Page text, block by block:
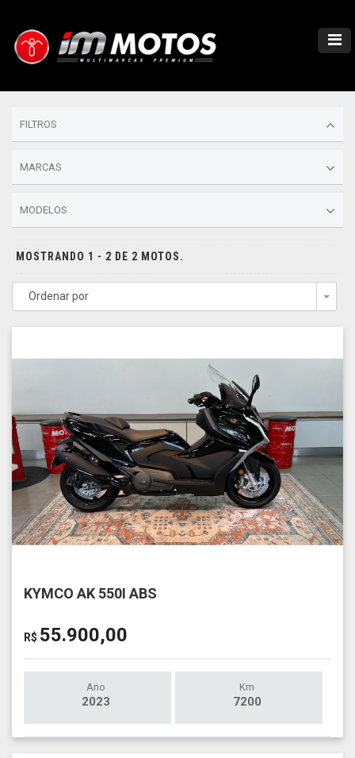
FILTROS
MARCAS
MODELOS
MOSTRANDO 1 - 2 DE 2 MOTOS.
Ordenar por
KYMCO AK 550I ABS
R$ 55.900,00
Ano
2023
Km
7200